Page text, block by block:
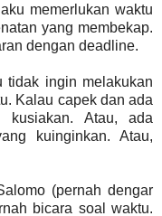
memerlukan waktu
yang membekap.
dengan deadline.
tidak ingin melakukan
Kalau capek dan ada
kusiakan. Atau, ada
kuinginkan. Atau,
(pernah dengar
bicara soal waktu.